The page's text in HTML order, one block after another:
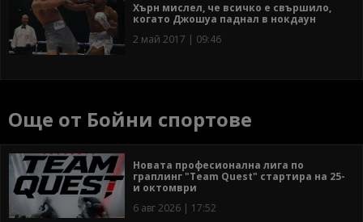
Хърн мислел, че всичко е свършило,
когато Джошуа паднал в нокдаун
2 май 2017 | 09:46
Още от Бойни спортове
Новата професионална лига по
граплинг "Team Quest" стартира на 25-
и октомври
6 авг 2026 | 17:52